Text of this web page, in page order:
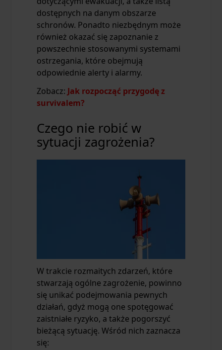
dostępnych na danym obszarze
schronów. Ponadto niezbędnym może
również okazać się zapoznanie z
powszechnie stosowanymi systemami
ostrzegania, które obejmują
odpowiednie alerty i alarmy.
Zobacz: Jak rozpocząć przygodę z
survivalem?
Czego nie robić w
sytuacji zagrożenia?
W trakcie rozmaitych zdarzeń, które
stwarzają ogólne zagrożenie, powinno
się unikać podejmowania pewnych
działań, gdyż mogą one spotęgować
zaistniałe ryzyko, a także pogorszyć
bieżącą sytuację. Wśród nich zaznacza
się: